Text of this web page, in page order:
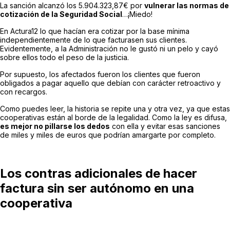
La sanción alcanzó los 5.904.323,87€ por vulnerar las normas de
cotización de la Seguridad Social…¡Miedo!
En Actura12 lo que hacían era cotizar por la base mínima
independientemente de lo que facturasen sus clientes.
Evidentemente, a la Administración no le gustó ni un pelo y cayó
sobre ellos todo el peso de la justicia.
Por supuesto, los afectados fueron los clientes que fueron
obligados a pagar aquello que debían con carácter retroactivo y
con recargos.
Como puedes leer, la historia se repite una y otra vez, ya que estas
cooperativas están al borde de la legalidad. Como la ley es difusa,
es mejor no pillarse los dedos con ella y evitar esas sanciones
de miles y miles de euros que podrían amargarte por completo.
Los contras adicionales de hacer
factura sin ser autónomo en una
cooperativa